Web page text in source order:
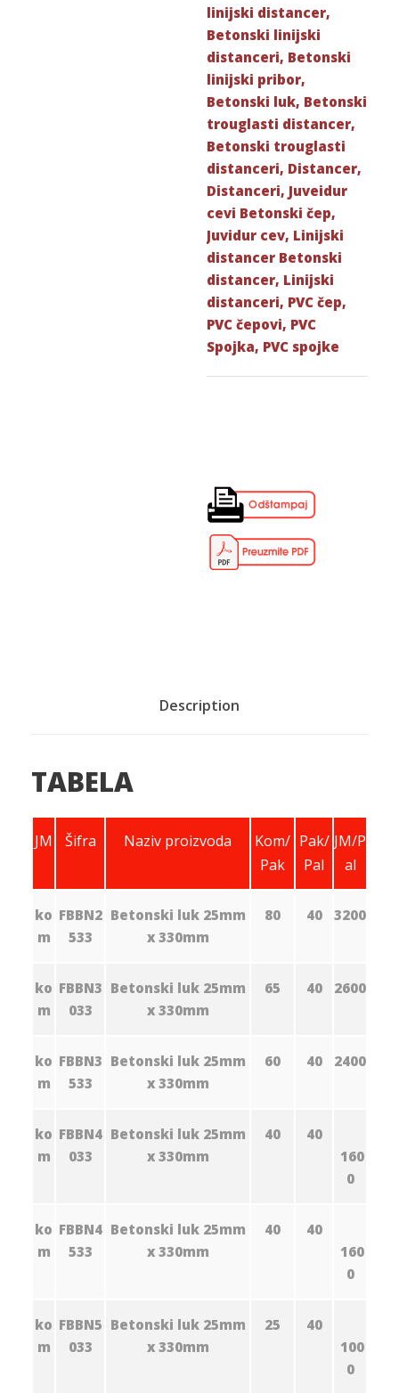
linijski distancer,
Betonski linijski
distanceri, Betonski
linijski pribor,
Betonski luk, Betonski
trouglasti distancer,
Betonski trouglasti
distanceri, Distancer,
Distanceri, Juveidur
cevi Betonski čep,
Juvidur cev, Linijski
distancer Betonski
distancer, Linijski
distanceri, PVC čep,
PVC čepovi, PVC
Spojka, PVC spojke
Description
TABELA
JM Šifra Naziv proizvoda
Kom/
Pak
Pak/
Pal
JM/P
al
ko
m
FBBN2
533
Betonski luk 25mm
x 330mm
80 40 3200
ko
m
FBBN3
033
Betonski luk 25mm
x 330mm
65 40 2600
ko
m
FBBN3
533
Betonski luk 25mm
x 330mm
60 40 2400
ko
m
FBBN4
033
Betonski luk 25mm
x 330mm
40
40
160
0
ko
m
FBBN4
533
Betonski luk 25mm
x 330mm
40
40
160
0
ko
m
FBBN5
033
Betonski luk 25mm
x 330mm
25
40
100
0